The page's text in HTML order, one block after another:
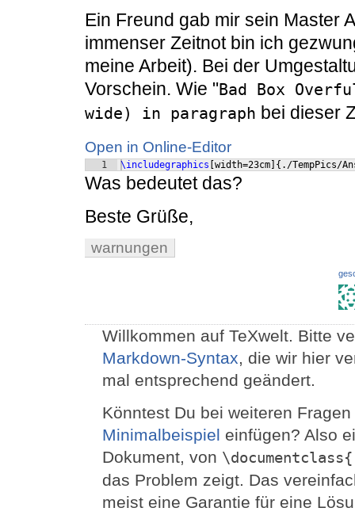
Ein Freund gab mir sein Master
immenser Zeitnot bin ich
meine Arbeit). Bei der
Vorschein. Wie "Bad Box
wide) in paragraph bei dieser
Open in Online-Editor
1 \includegraphics [width=23cm] { ./TempPics/
Was bedeutet das?
Beste Grüße,
warnungen
Willkommen auf TeXwelt. Bitte
Markdown-Syntax, die wir hier
mal entsprechend geändert.
Könntest Du bei weiteren
Minimalbeispiel einfügen? Also
Dokument, von
das Problem zeigt. Das
meist eine Garantie für eine